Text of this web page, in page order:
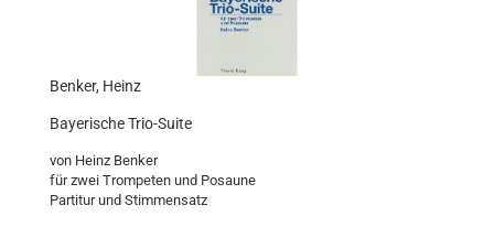
Benker, Heinz
Bayerische Trio-Suite
von Heinz Benker
für zwei Trompeten und Posaune
Partitur und Stimmensatz